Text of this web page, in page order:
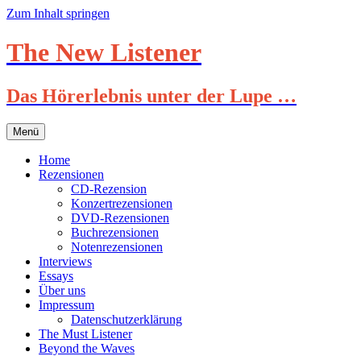
Zum Inhalt springen
The New Listener
Das Hörerlebnis unter der Lupe …
Menü
Home
Rezensionen
CD-Rezension
Konzertrezensionen
DVD-Rezensionen
Buchrezensionen
Notenrezensionen
Interviews
Essays
Über uns
Impressum
Datenschutzerklärung
The Must Listener
Beyond the Waves